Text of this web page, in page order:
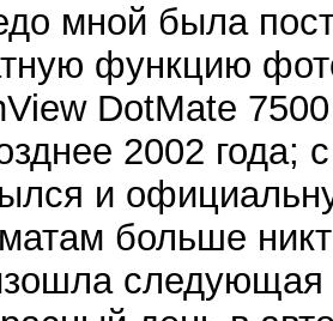
мной была
функцию
DotMate
2002 года;
и
больше
следующая